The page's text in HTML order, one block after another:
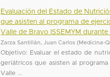
Evaluación del Estado de
que asisten al programa de
Valle de Bravo ISSEMYM
Zarza Santillán, Juan Carlos (Medicina-
Objetivo: Evaluar el estado de
geriátricos que asisten al
Valle ...